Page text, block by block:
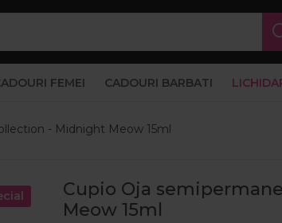
FEMEI CADOURI BARBATI
- Midnight Meow 15ml
Cupio Oja
Meow 15ml